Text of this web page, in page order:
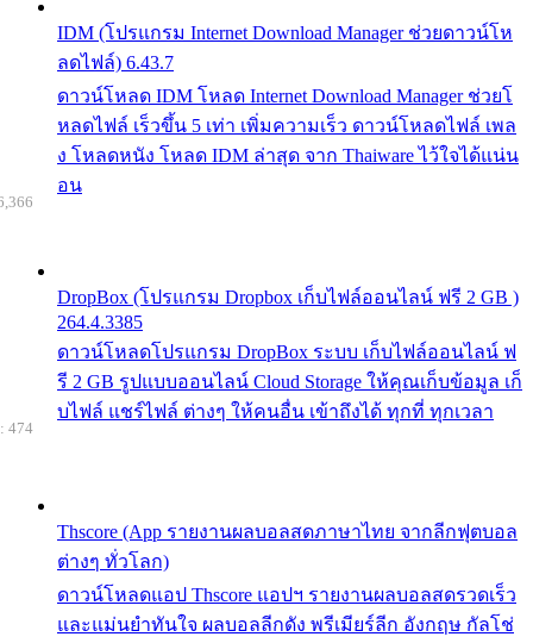
IDM (โปรแกรม Internet Download Manager ช่วยดาวน์โห
ลดไฟล์) 6.43.7
ดาวน์โหลด IDM โหลด Internet Download Manager ช่วยโ
หลดไฟล์ เร็วขึ้น 5 เท่า เพิ่มความเร็ว ดาวน์โหลดไฟล์ เพล
ง โหลดหนัง โหลด IDM ล่าสุด จาก Thaiware ไว้ใจได้แน่น
อน
DropBox (โปรแกรม Dropbox เก็บไฟล์ออนไลน์ ฟรี 2 GB )
264.4.3385
ดาวน์โหลดโปรแกรม DropBox ระบบ เก็บไฟล์ออนไลน์ ฟ
รี 2 GB รูปแบบออนไลน์ Cloud Storage ให้คุณเก็บข้อมูล เก็
บไฟล์ แชร์ไฟล์ ต่างๆ ให้คนอื่น เข้าถึงได้ ทุกที่ ทุกเวลา
Thscore (App รายงานผลบอลสดภาษาไทย จากลีกฟุตบอล
ต่างๆ ทั่วโลก)
ดาวน์โหลดแอป Thscore แอปฯ รายงานผลบอลสดรวดเร็ว
และแม่นยำทันใจ ผลบอลลีกดัง พรีเมียร์ลีก อังกฤษ กัลโช่
474